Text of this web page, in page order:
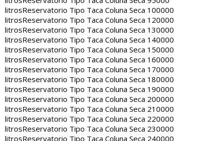
litrosReservatorio Tipo Taca Coluna Seca 100000
litrosReservatorio Tipo Taca Coluna Seca 120000
litrosReservatorio Tipo Taca Coluna Seca 130000
litrosReservatorio Tipo Taca Coluna Seca 140000
litrosReservatorio Tipo Taca Coluna Seca 150000
litrosReservatorio Tipo Taca Coluna Seca 160000
litrosReservatorio Tipo Taca Coluna Seca 170000
litrosReservatorio Tipo Taca Coluna Seca 180000
litrosReservatorio Tipo Taca Coluna Seca 190000
litrosReservatorio Tipo Taca Coluna Seca 200000
litrosReservatorio Tipo Taca Coluna Seca 210000
litrosReservatorio Tipo Taca Coluna Seca 220000
litrosReservatorio Tipo Taca Coluna Seca 230000
litrosReservatorio Tipo Taca Coluna Seca 240000